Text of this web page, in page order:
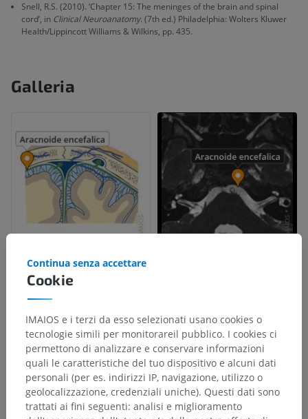
Snell, R.S. (2010). ‘Chapter 15: The meninges of the brain and spinal
cord’, in Clinical Neuroanatomy. (7th ed.) Philadelphia: Wolters Kluwer
Health/Lippincott Williams & Wilkins, pp. 435.
Galleria
Cookie
Continua senza accettare
IMAIOS e i terzi da esso selezionati usano cookies o
tecnologie simili per monitorareil pubblico. I cookies ci
permettono di analizzare e conservare informazioni
quali le caratteristiche del tuo dispositivo e alcuni dati
personali (per es. indirizzi IP, navigazione, utilizzo o
geolocalizzazione, credenziali uniche). Questi dati sono
trattati ai fini seguenti: analisi e miglioramento